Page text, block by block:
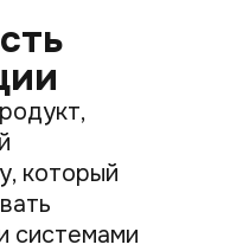
который
системами